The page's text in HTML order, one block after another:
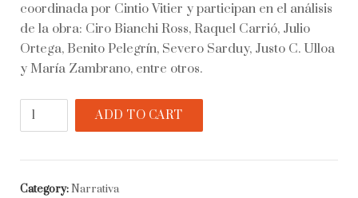
coordinada por Cintio Vitier y participan en el análisis
de la obra: Ciro Bianchi Ross, Raquel Carrió, Julio
Ortega, Benito Pelegrín, Severo Sarduy, Justo C. Ulloa
y María Zambrano, entre otros.
Paradiso
ADD TO CART
Category:Narrativa